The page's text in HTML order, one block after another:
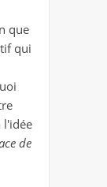
que
qui
l'idée
de